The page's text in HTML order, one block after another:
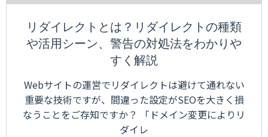
リダイレクトとは？リダイレクトの種類
や活用シーン、警告の対処法をわかりや
すく解説
Webサイトの運営でリダイレクトは避けて通れない
重要な技術ですが、間違った設定がSEOを大きく損
なうことをご存知ですか？ 「ドメイン変更によりリ
ダイレ